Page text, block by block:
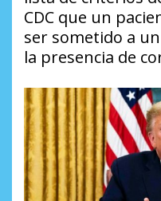
CDC que un
ser sometido a
la presencia de